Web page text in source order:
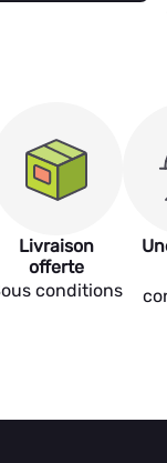
Livraison
offerte
conditions